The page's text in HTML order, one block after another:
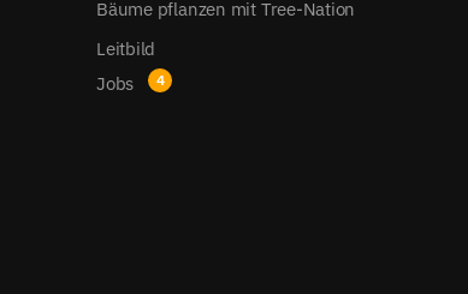
Bäume pflanzen mit Tree-Nation
Leitbild
Jobs